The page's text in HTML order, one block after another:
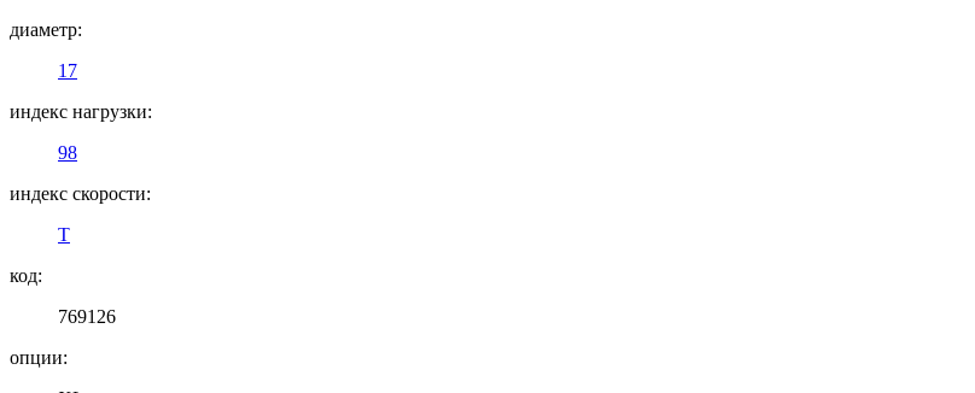
диаметр:
17
индекс нагрузки:
98
индекс скорости:
T
код:
769126
опции: